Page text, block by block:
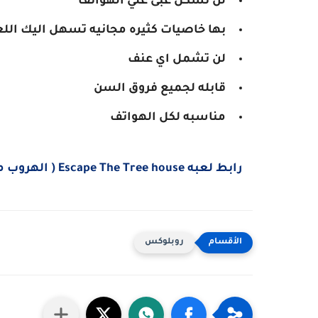
بها خاصيات كثيره مجانيه تسهل اليك
لن تشمل اي عنف
قابله لجميع فروق السن
مناسبه لكل الهواتف
رابط لعبه Escape The Tree house ( الهروب من المنزل الشجره)
روبلوكس